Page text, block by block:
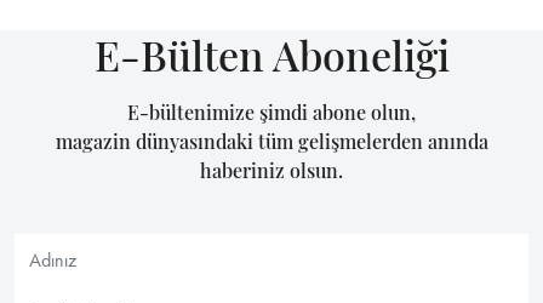
E-Bülten Aboneliği
E-bültenimize şimdi abone olun,
magazin dünyasındaki tüm gelişmelerden anında
haberiniz olsun.